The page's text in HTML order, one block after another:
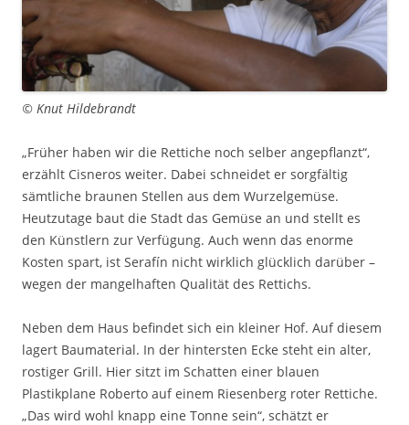
© Knut Hildebrandt
„Früher haben wir die Rettiche noch selber angepflanzt“,
erzählt Cisneros weiter. Dabei schneidet er sorgfältig
sämtliche braunen Stellen aus dem Wurzelgemüse.
Heutzutage baut die Stadt das Gemüse an und stellt es
den Künstlern zur Verfügung. Auch wenn das enorme
Kosten spart, ist Serafín nicht wirklich glücklich darüber –
wegen der mangelhaften Qualität des Rettichs.
Neben dem Haus befindet sich ein kleiner Hof. Auf diesem
lagert Baumaterial. In der hintersten Ecke steht ein alter,
rostiger Grill. Hier sitzt im Schatten einer blauen
Plastikplane Roberto auf einem Riesenberg roter Rettiche.
„Das wird wohl knapp eine Tonne sein“, schätzt er